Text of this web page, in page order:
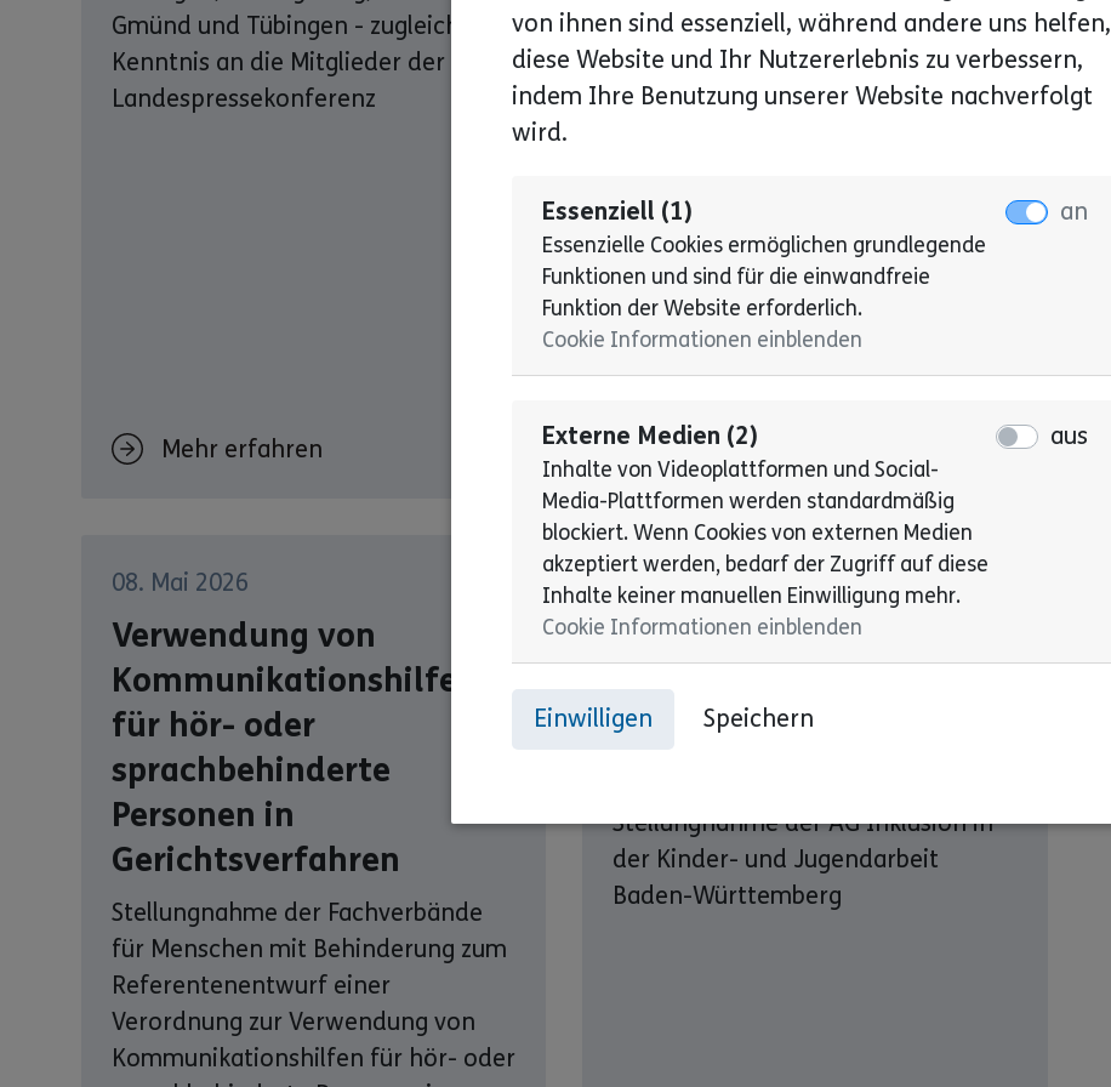
Gmünd und Tübingen - zugleich zur
Kenntnis an die Mitglieder der
Landespressekonferenz
Mehr erfahren
Gesellschaft, in der alle Menschen
gleichberechtigt teilhaben können,
Barrieren – physisch, digital, sozial
Strukturen selbstverständlich sind.
Mehr erfahren
08. Mai 2026
Verwendung von
Kommunikationshilfen
für hör- oder
sprachbehinderte
Personen in
Gerichtsverfahren
Stellungnahme der Fachverbände
für Menschen mit Behinderung zum
Referentenentwurf einer
Verordnung zur Verwendung von
Kommunikationshilfen für hör- oder
08. Mai 2026
Keine Inklusion ist zu
teuer Teilhabe ist ein
Menschenrecht – keine
Stellungnahme der AG Inklusion in
der Kinder- und Jugendarbeit
Baden-Württemberg
von ihnen sind essenziell, während andere uns helfen,
diese Website und Ihr Nutzererlebnis zu verbessern,
indem Ihre Benutzung unserer Website nachverfolgt
wird.
Essenziell (1)
Essenzielle Cookies ermöglichen grundlegende
Funktionen und sind für die einwandfreie
Funktion der Website erforderlich.
Cookie Informationen einblenden
an
Externe Medien (2)
Inhalte von Videoplattformen und Social-
Media-Plattformen werden standardmäßig
blockiert. Wenn Cookies von externen Medien
akzeptiert werden, bedarf der Zugriff auf diese
Inhalte keiner manuellen Einwilligung mehr.
Cookie Informationen einblenden
aus
Einwilligen Speichern